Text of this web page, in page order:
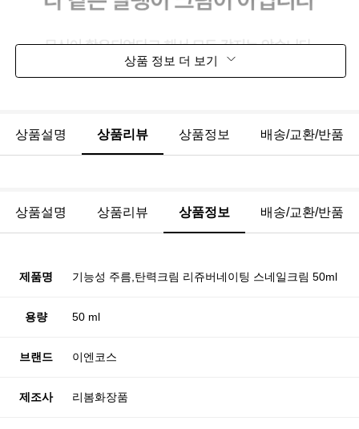
상품 정보 더 보기
상품설명 상품리뷰 상품정보 배송/교환/반품
상품설명 상품리뷰 상품정보 배송/교환/반품
제품명 기능성 주름,탄력크림 리쥬버네이팅 스네일크림 50ml
용량 50 ml
브랜드 이엔코스
제조사 리봄화장품